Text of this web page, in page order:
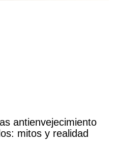
antienvejecimiento
mitos y realidad